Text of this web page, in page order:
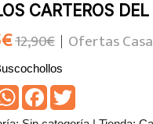
CARTEROS
12,90€ Ofertas